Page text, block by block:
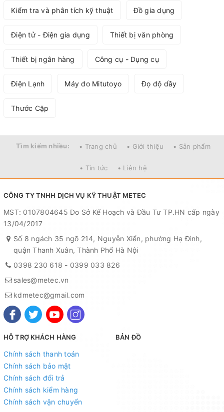
Kiểm tra và phân tích kỹ thuật Đồ gia dụng
Điện tử - Điện gia dụng Thiết bị văn phòng
Thiết bị ngân hàng Công cụ - Dụng cụ
Điện Lạnh Máy đo Mitutoyo Đọ độ dầy
Thước Cặp
Tìm kiếm nhiều: • Trang chủ • Giới thiệu • Sản phẩm
• Tin tức • Liên hệ
CÔNG TY TNHH DỊCH VỤ KỸ THUẬT METEC
MST: 0107804645 Do Sở Kế Hoạch và Đầu Tư TP.HN cấp ngày
13/04/2017
Số 8 ngách 35 ngõ 214, Nguyễn Xiển, phường Hạ Đình,
quận Thanh Xuân, Thành Phố Hà Nội
0398 230 618 - 0399 033 826
sales@metec.vn
kdmetec@gmail.com
HỖ TRỢ KHÁCH HÀNG
Chính sách thanh toán
Chính sách bảo mật
Chính sách đổi trả
Chính sách kiểm hàng
Chính sách vận chuyển
BẢN ĐỒ